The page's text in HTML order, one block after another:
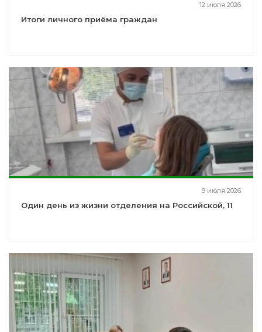
12 июля 2026
Итоги личного приёма граждан
9 июля 2026
Один день из жизни отделения на Российской, 11